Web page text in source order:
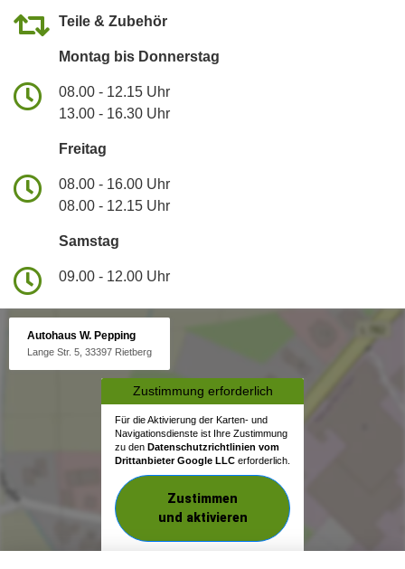
Teile & Zubehör
Montag bis Donnerstag
08.00 - 12.15 Uhr
13.00 - 16.30 Uhr
Freitag
08.00 - 16.00 Uhr
08.00 - 12.15 Uhr
Samstag
09.00 - 12.00 Uhr
Autohaus W. Pepping
Lange Str. 5, 33397 Rietberg
Zustimmung erforderlich
Für die Aktivierung der Karten- und
Navigationsdienste ist Ihre Zustimmung
zu den Datenschutzrichtlinien vom
Drittanbieter Google LLC erforderlich.
Zustimmen
und aktivieren